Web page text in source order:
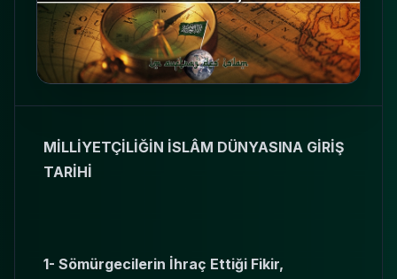
MİLLİYETÇİLİĞİN İSLÂM DÜNYASINA GİRİŞ
TARİHİ
1- Sömürgecilerin İhraç Ettiği Fikir,